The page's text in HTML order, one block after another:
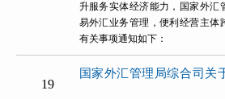
升服务实体经济能力，国家外汇
易外汇业务管理，便利经营主体
有关事项通知如下：
19
国家外汇管理局综合司关